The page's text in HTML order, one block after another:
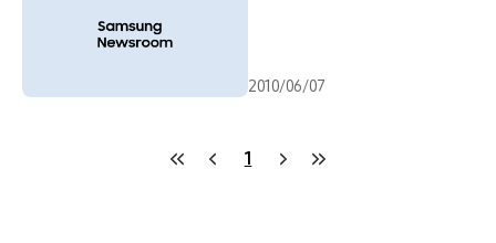
2010/06/07
1